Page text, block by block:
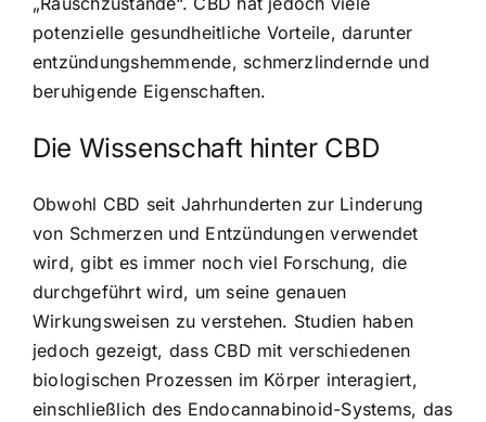
potenzielle gesundheitliche Vorteile, darunter
entzündungshemmende, schmerzlindernde und
beruhigende Eigenschaften.
Die Wissenschaft hinter CBD
Obwohl CBD seit Jahrhunderten zur Linderung
von Schmerzen und Entzündungen verwendet
wird, gibt es immer noch viel Forschung, die
durchgeführt wird, um seine genauen
Wirkungsweisen zu verstehen. Studien haben
jedoch gezeigt, dass CBD mit verschiedenen
biologischen Prozessen im Körper interagiert,
einschließlich des Endocannabinoid-Systems, das